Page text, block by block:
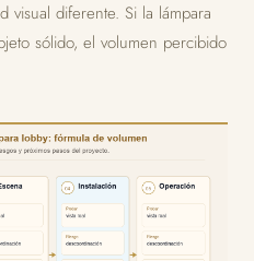
visual diferente. Si la lámpara
sólido, el volumen percibido